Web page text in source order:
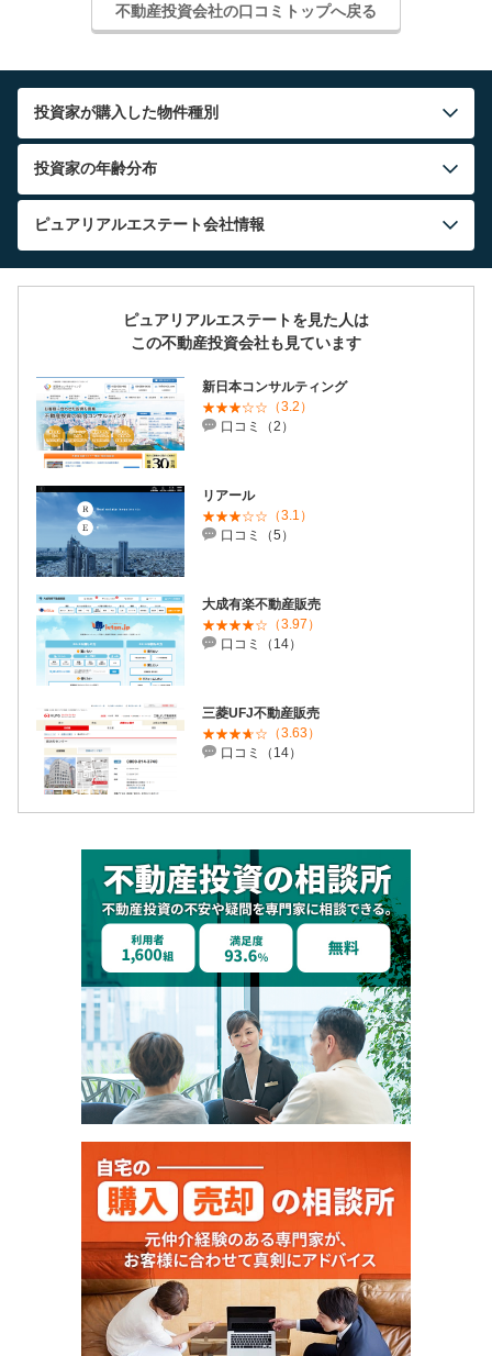
不動産投資会社の口コミトップへ戻る
投資家が購入した物件種別
投資家の年齢分布
ピュアリアルエステート会社情報
ピュアリアルエステートを見た人は
この不動産投資会社も見ています
新日本コンサルティング
（3.2）
口コミ（2）
リアール
（3.1）
口コミ（5）
大成有楽不動産販売
（3.97）
口コミ（14）
三菱UFJ不動産販売
（3.63）
口コミ（14）